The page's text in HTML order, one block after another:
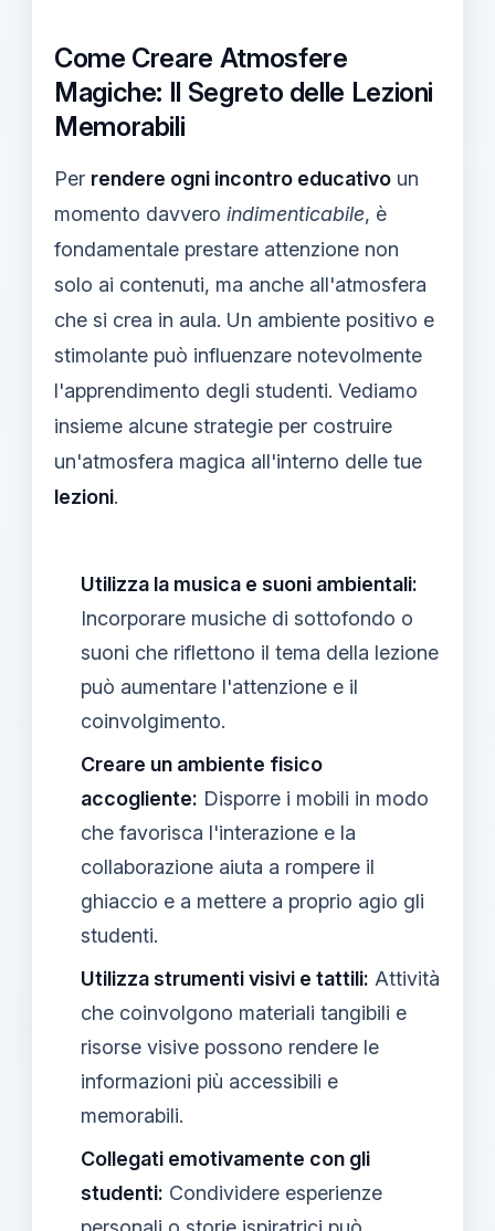
Come Creare Atmosfere
Magiche: Il Segreto delle Lezioni
Memorabili
Per rendere ogni incontro educativo un
momento davvero indimenticabile, è
fondamentale prestare attenzione non
solo ai contenuti, ma anche all'atmosfera
che si crea in aula. Un ambiente positivo e
stimolante può influenzare notevolmente
l'apprendimento degli studenti. Vediamo
insieme alcune strategie per costruire
un'atmosfera magica all'interno delle tue
lezioni.
Utilizza la musica e suoni ambientali:
Incorporare musiche di sottofondo o
suoni che riflettono il tema della lezione
può aumentare l'attenzione e il
coinvolgimento.
Creare un ambiente fisico
accogliente: Disporre i mobili in modo
che favorisca l'interazione e la
collaborazione aiuta a rompere il
ghiaccio e a mettere a proprio agio gli
studenti.
Utilizza strumenti visivi e tattili: Attività
che coinvolgono materiali tangibili e
risorse visive possono rendere le
informazioni più accessibili e
memorabili.
Collegati emotivamente con gli
studenti: Condividere esperienze